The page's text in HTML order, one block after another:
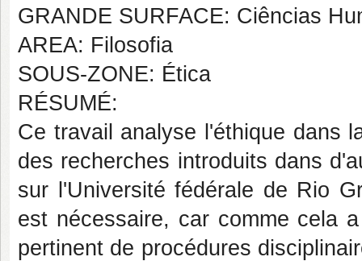
GRANDE SURFACE: Ciências
AREA: Filosofia
SOUS-ZONE: Ética
RÉSUMÉ:
Ce travail analyse l'éthique dans
des recherches introduits dans
sur l'Université fédérale de Rio
est nécessaire, car comme cela
pertinent de procédures